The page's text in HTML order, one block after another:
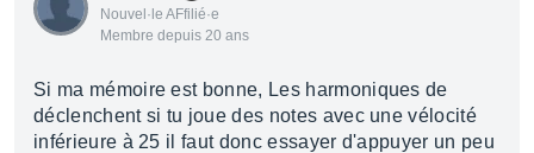
Nouvel·le AFfilié·e
Membre depuis 20 ans
Si ma mémoire est bonne, Les harmoniques de
déclenchent si tu joue des notes avec une vélocité
inférieure à 25 il faut donc essayer d'appuyer un peu